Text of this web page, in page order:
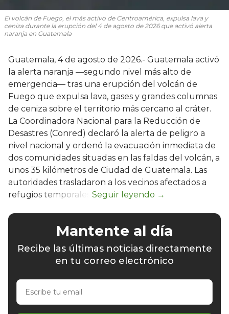
El volcán de Fuego, el más activo de Centroamérica, expulsa lava y
ceniza durante la erupción del 4 de agosto de 2026 que activó alerta
naranja en Guatemala
Guatemala, 4 de agosto de 2026.- Guatemala activó
la alerta naranja —segundo nivel más alto de
emergencia— tras una erupción del volcán de
Fuego que expulsa lava, gases y grandes columnas
de ceniza sobre el territorio más cercano al cráter.
La Coordinadora Nacional para la Reducción de
Desastres (Conred) declaró la alerta de peligro a
nivel nacional y ordenó la evacuación inmediata de
dos comunidades situadas en las faldas del volcán, a
unos 35 kilómetros de Ciudad de Guatemala. Las
autoridades trasladaron a los vecinos afectados a
refugios temporales.
Mantente al día
Recibe las últimas noticias directamente
en tu correo electrónico
Escribe
email